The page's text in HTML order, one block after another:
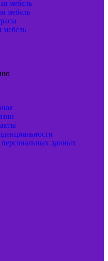
мебель
мебель
мебель
персональных данных